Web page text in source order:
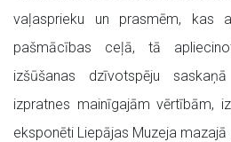
vaļasprieku un prasmēm, kas
pašmācības ceļā, tā
izšūšanas dzīvotspēju
izpratnes mainīgajām vērtībām,
eksponēti Liepājas Muzeja mazajā